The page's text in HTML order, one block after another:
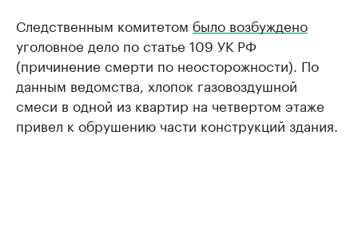
Следственным комитетом было возбуждено
уголовное дело по статье 109 УК РФ
(причинение смерти по неосторожности). По
данным ведомства, хлопок газовоздушной
смеси в одной из квартир на четвертом этаже
привел к обрушению части конструкций здания.